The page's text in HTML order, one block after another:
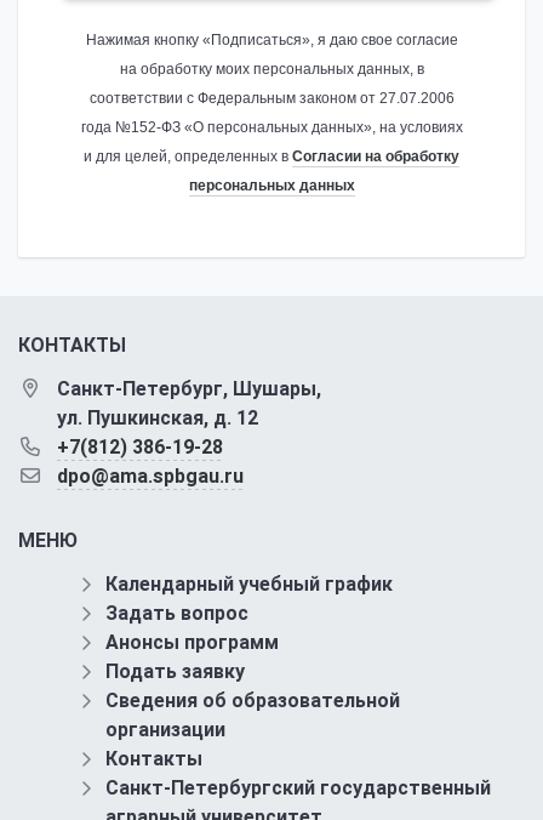
Нажимая кнопку «Подписаться», я даю свое согласие
на обработку моих персональных данных, в
соответствии с Федеральным законом от 27.07.2006
года №152-ФЗ «О персональных данных», на условиях
и для целей, определенных в Согласии на обработку
персональных данных
КОНТАКТЫ
Санкт-Петербург, Шушары,
ул. Пушкинская, д. 12
+7(812) 386-19-28
dpo@ama.spbgau.ru
МЕНЮ
Календарный учебный график
Задать вопрос
Анонсы программ
Подать заявку
Сведения об образовательной
организации
Контакты
Санкт-Петербургский государственный